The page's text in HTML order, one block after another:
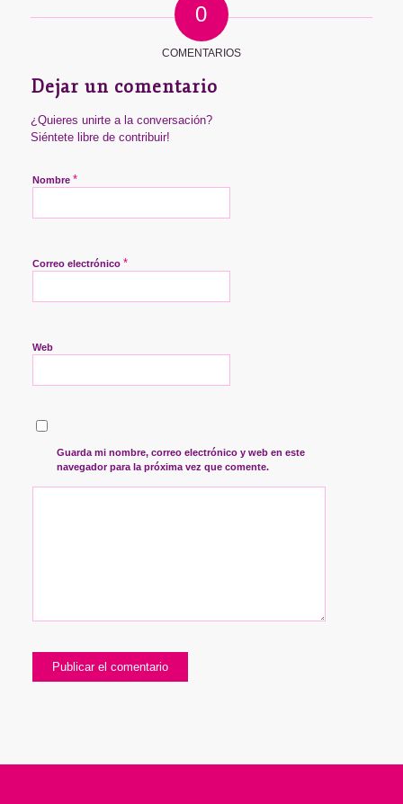
0
COMENTARIOS
Dejar un comentario
¿Quieres unirte a la conversación?
Siéntete libre de contribuir!
Nombre *
Correo electrónico *
Web
Guarda mi nombre, correo electrónico y web en este
navegador para la próxima vez que comente.